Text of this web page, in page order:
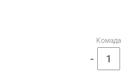
Комада
-
Економско
пословање